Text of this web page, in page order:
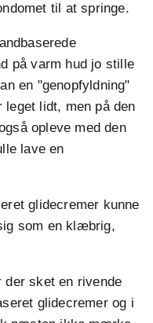
til at springe.
på varm hud jo stille
en "genopfyldning"
lidt, men på den
opleve med den
lave en
glidecremer kunne
som en klæbrig,
der sket en rivende
glidecremer og i